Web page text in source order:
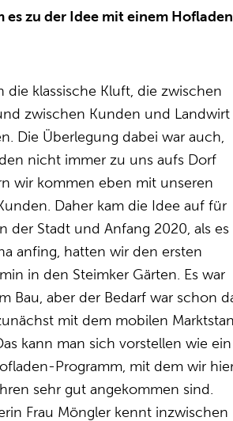
es zu der Idee mit einem Hofladen
die klassische Kluft, die zwischen
zwischen Kunden und Landwirt
Die Überlegung dabei war auch,
nicht immer zu uns aufs Dorf
wir kommen eben mit unseren
Daher kam die Idee auf für
der Stadt und Anfang 2020, als es
anfing, hatten wir den ersten
in den Steimker Gärten. Es war
Bau, aber der Bedarf war schon
mit dem mobilen
kann man sich vorstellen wie ein
Programm, mit dem wir
sehr gut angekommen sind.
Frau Möngler kennt inzwischen